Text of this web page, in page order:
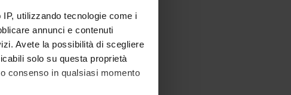
utilizzando tecnologie come i
annunci e contenuti
Avete la possibilità di scegliere
solo su questa proprietà
consenso in qualsiasi momento